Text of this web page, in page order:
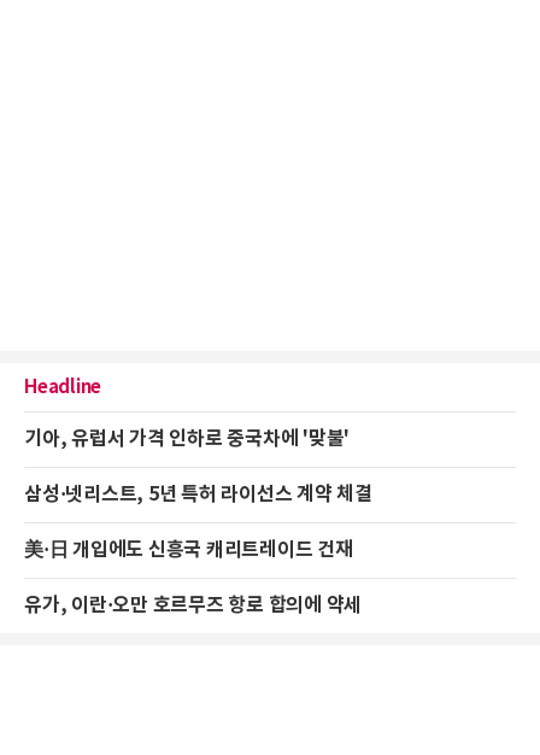
Headline
기아, 유럽서 가격 인하로 중국차에 '맞불'
삼성·넷리스트, 5년 특허 라이선스 계약 체결
美·日 개입에도 신흥국 캐리트레이드 건재
유가, 이란·오만 호르무즈 항로 합의에 약세